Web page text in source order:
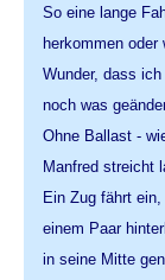
So eine lange
herkommen
Wunder, dass
noch was
Ohne Ballast -
Manfred streicht
Ein Zug fährt
einem Paar
in seine Mitte